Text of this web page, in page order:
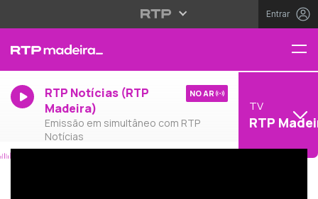
Entrar
RTP Notícias (RTP
Madeira)
Emissão em simultâneo com RTP
Notícias
NO AR
TV
RTP